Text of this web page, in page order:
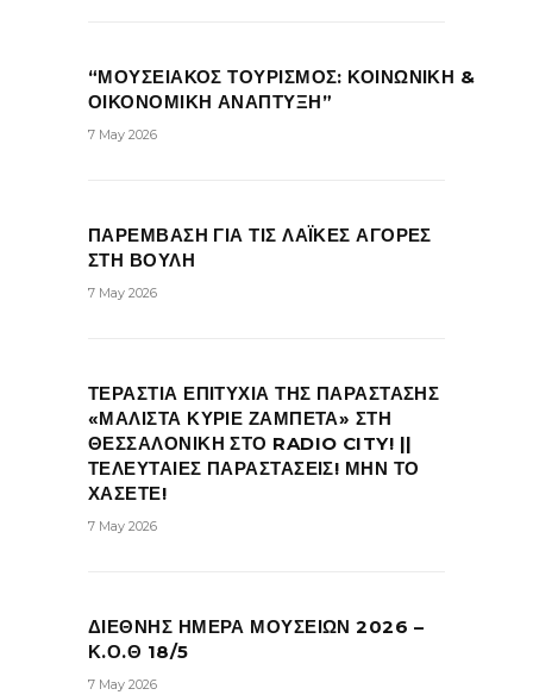
“ΜΟΥΣΕΙΑΚΟΣ ΤΟΥΡΙΣΜΟΣ: ΚΟΙΝΩΝΙΚΗ &
ΟΙΚΟΝΟΜΙΚΗ ΑΝΑΠΤΥΞΗ”
7 May 2026
ΠΑΡΕΜΒΑΣΗ ΓΙΑ ΤΙΣ ΛΑΪΚΕΣ ΑΓΟΡΕΣ
ΣΤΗ ΒΟΥΛΗ
7 May 2026
ΤΕΡΑΣΤΙΑ ΕΠΙΤΥΧΙΑ ΤΗΣ ΠΑΡΑΣΤΑΣΗΣ
«ΜΑΛΙΣΤΑ ΚΥΡΙΕ ΖΑΜΠΕΤΑ» ΣΤΗ
ΘΕΣΣΑΛΟΝΙΚΗ ΣΤΟ RADIO CITY! ||
ΤΕΛΕΥΤΑΙΕΣ ΠΑΡΑΣΤΑΣΕΙΣ! ΜΗΝ ΤΟ
ΧΑΣΕΤΕ!
7 May 2026
ΔΙΕΘΝΗΣ ΗΜΕΡΑ ΜΟΥΣΕΙΩΝ 2026 –
Κ.Ο.Θ 18/5
7 May 2026